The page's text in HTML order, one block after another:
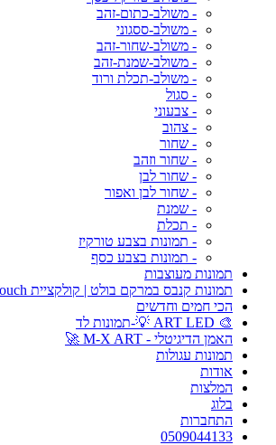
- משולב-כתום-זהב
- משולב-ססגוני
- משולב-שחור-זהב
- משולב-שמנת-זהב
- משולב-תכלת ורוד
- סגול
- צבעוני
- צהוב
- שחור
- שחור וזהב
- שחור לבן
- שחור לבן ואפור
- שמנת
- תכלת
- תמונות בצבע טורקיז
- תמונות בצבע כסף
תמונות מעוצבות
תמונות קנבס במרקם בולט | קולקציית Art Touch
הכי חמים וחדשים
🎨 ART LED 💡-תמונות לד
האמן הדיגיטלי - M-X ART 🚀
תמונות עגולות
אודות
המלצות
בלוג
התחברות
0509044133